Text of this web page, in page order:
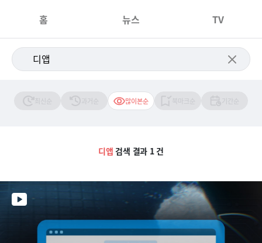
홈 뉴스 TV
많이본순
디앱 검색 결과 1 건